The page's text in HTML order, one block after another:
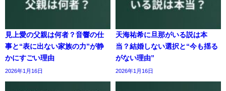
見上愛の父親は何者？音響の仕
事と“表に出ない家族の力”が静
かにすごい理由
2026年1月16日
天海祐希に旦那がいる説は本
当？結婚しない選択と“今も揺る
がない理由”
2026年1月16日